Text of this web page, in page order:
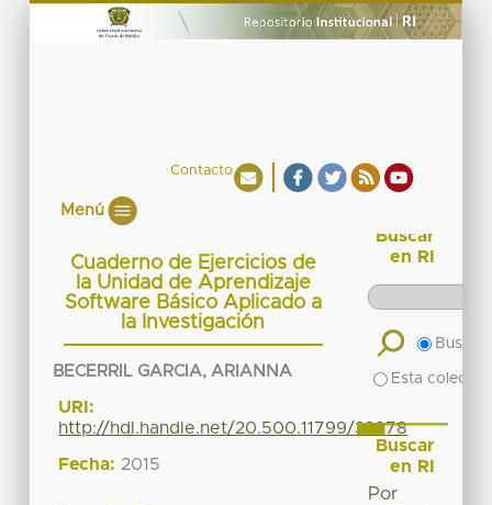
Contacto
Menú
Cuaderno de Ejercicios de
la Unidad de Aprendizaje
Software Básico Aplicado a
la Investigación
BECERRIL GARCIA, ARIANNA
URI:
http://hdl.handle.net/20.500.11799/33878
Fecha: 2015
Buscar
en RI
Buscar
Esta
Buscar
en RI
Por